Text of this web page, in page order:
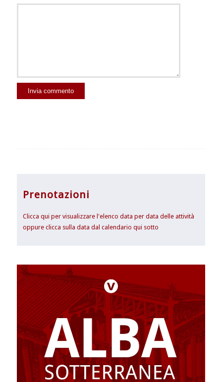
Prenotazioni
Clicca qui per visualizzare l'elenco data per data delle attività
oppure clicca sulla data dal calendario qui sotto